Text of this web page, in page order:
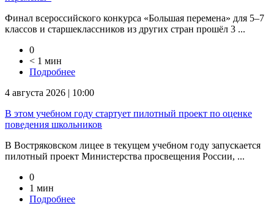
Финал всероссийского конкурса «Большая перемена» для 5–7
классов и старшеклассников из других стран прошёл 3 ...
0
< 1 мин
Подробнее
4 августа 2026 | 10:00
В этом учебном году стартует пилотный проект по оценке
поведения школьников
В Востряковском лицее в текущем учебном году запускается
пилотный проект Министерства просвещения России, ...
0
1 мин
Подробнее